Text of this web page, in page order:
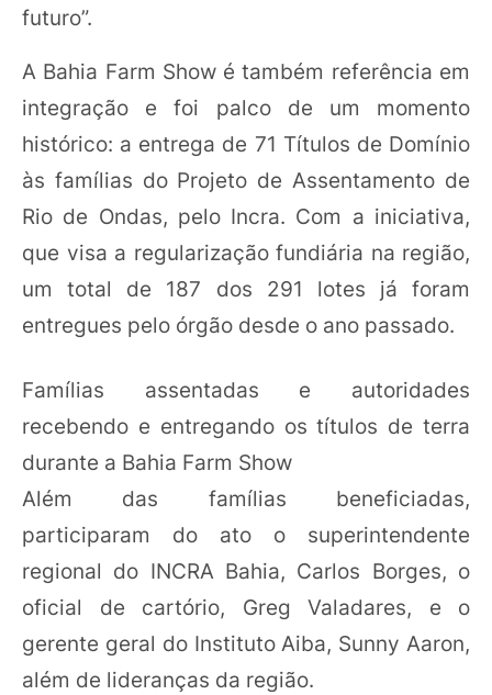
futuro”.
A Bahia Farm Show é também referência em
integração e foi palco de um momento
histórico: a entrega de 71 Títulos de Domínio
às famílias do Projeto de Assentamento de
Rio de Ondas, pelo Incra. Com a iniciativa,
que visa a regularização fundiária na região,
um total de 187 dos 291 lotes já foram
entregues pelo órgão desde o ano passado.
Famílias assentadas e autoridades
recebendo e entregando os títulos de terra
durante a Bahia Farm Show
Além das famílias beneficiadas,
participaram do ato o superintendente
regional do INCRA Bahia, Carlos Borges, o
oficial de cartório, Greg Valadares, e o
gerente geral do Instituto Aiba, Sunny Aaron,
além de lideranças da região.